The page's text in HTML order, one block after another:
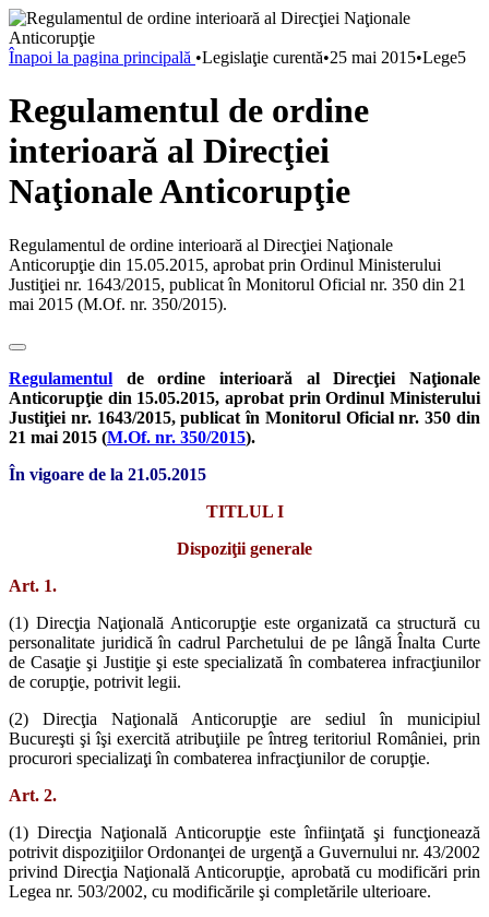
Înapoi la pagina principală •Legislaţie curentă•25 mai 2015•Lege5
Regulamentul de ordine
interioară al Direcţiei
Naţionale Anticorupţie
Regulamentul de ordine interioară al Direcţiei Naţionale
Anticorupţie din 15.05.2015, aprobat prin Ordinul Ministerului
Justiţiei nr. 1643/2015, publicat în Monitorul Oficial nr. 350 din 21
mai 2015 (M.Of. nr. 350/2015).
Regulamentul de ordine interioară al Direcţiei Naţionale
Anticorupţie din 15.05.2015, aprobat prin Ordinul Ministerului
Justiţiei nr. 1643/2015, publicat în Monitorul Oficial nr. 350 din
21 mai 2015 (M.Of. nr. 350/2015).
În vigoare de la 21.05.2015
TITLUL I
Dispoziţii generale
Art. 1.
(1) Direcţia Naţională Anticorupţie este organizată ca structură cu
personalitate juridică în cadrul Parchetului de pe lângă Înalta Curte
de Casaţie şi Justiţie şi este specializată în combaterea infracţiunilor
de corupţie, potrivit legii.
(2) Direcţia Naţională Anticorupţie are sediul în municipiul
Bucureşti şi îşi exercită atribuţiile pe întreg teritoriul României, prin
procurori specializaţi în combaterea infracţiunilor de corupţie.
Art. 2.
(1) Direcţia Naţională Anticorupţie este înfiinţată şi funcţionează
potrivit dispoziţiilor Ordonanţei de urgenţă a Guvernului nr. 43/2002
privind Direcţia Naţională Anticorupţie, aprobată cu modificări prin
Legea nr. 503/2002, cu modificările şi completările ulterioare.